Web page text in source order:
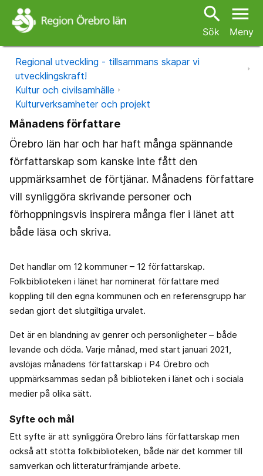
search
Sök
menu
Meny
Regional utveckling - tillsammans skapar vi
utvecklingskraft!
Kultur och civilsamhälle
Kulturverksamheter och projekt
Månadens författare
Örebro län har och har haft många spännande
författarskap som kanske inte fått den
uppmärksamhet de förtjänar. Månadens författare
vill synliggöra skrivande personer och
förhoppningsvis inspirera många fler i länet att
både läsa och skriva.
Det handlar om 12 kommuner – 12 författarskap.
Folkbiblioteken i länet har nominerat författare med
koppling till den egna kommunen och en referensgrupp har
sedan gjort det slutgiltiga urvalet.
Det är en blandning av genrer och personligheter – både
levande och döda. Varje månad, med start januari 2021,
avslöjas månadens författarskap i P4 Örebro och
uppmärksammas sedan på biblioteken i länet och i sociala
medier på olika sätt.
Syfte och mål
Ett syfte är att synliggöra Örebro läns författarskap men
också att stötta folkbiblioteken, både när det kommer till
samverkan och litteraturfrämjande arbete.